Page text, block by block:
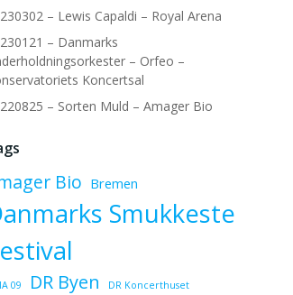
– Lewis Capaldi – Royal Arena
– Danmarks
– Orfeo –
Koncertsal
– Sorten Muld – Amager Bio
Bio Bremen
Smukkeste
09 DR Byen DR Koncerthuset